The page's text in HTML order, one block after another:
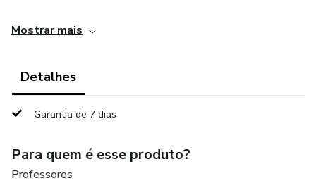
Quebra cabeça
Decomposição de palavras
Ditado recortado
Mostrar mais
Detalhes
Garantia de 7 dias
Para quem é esse produto?
Professores